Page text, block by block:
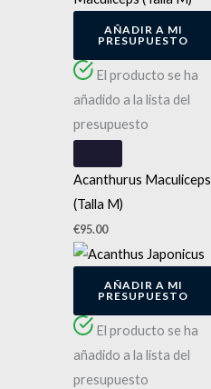
AÑADIR A MI
PRESUPUESTO
El producto se ha
añadido a la lista del
presupuesto
Acanthurus Maculiceps
(Talla M)
€95.00
AÑADIR A MI
PRESUPUESTO
El producto se ha
añadido a la lista del
presupuesto